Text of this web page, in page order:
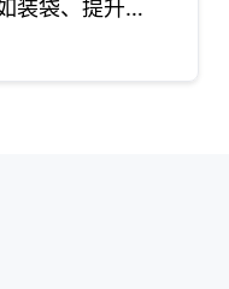
算法，该算法
装袋、提升或
架旨在自动化